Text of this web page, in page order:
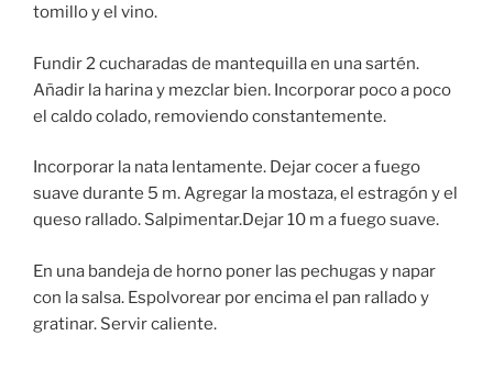
tomillo y el vino.
Fundir 2 cucharadas de mantequilla en una sartén.
Añadir la harina y mezclar bien. Incorporar poco a poco
el caldo colado, removiendo constantemente.
Incorporar la nata lentamente. Dejar cocer a fuego
suave durante 5 m. Agregar la mostaza, el estragón y el
queso rallado. Salpimentar.Dejar 10 m a fuego suave.
En una bandeja de horno poner las pechugas y napar
con la salsa. Espolvorear por encima el pan rallado y
gratinar. Servir caliente.